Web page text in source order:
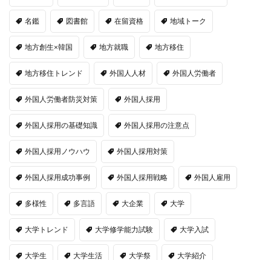
名鑑 図書館 在留資格 地域トーク
地方創生×韓国 地方就職 地方移住
地方移住トレンド 外国人人材 外国人労働者
外国人労働者防災対策 外国人採用
外国人採用の基礎知識 外国人採用の注意点
外国人採用ノウハウ 外国人採用対策
外国人採用成功事例 外国人採用戦略 外国人雇用
多様性 多言語 大企業 大学
大学トレンド 大学修学能力試験 大学入試
大学生 大学生活 大学祭 大学紹介